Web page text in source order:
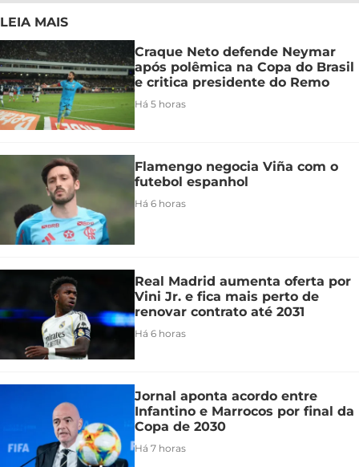
LEIA MAIS
Craque Neto defende Neymar
após polêmica na Copa do Brasil
e critica presidente do Remo
Há 5 horas
Flamengo negocia Viña com o
futebol espanhol
Há 6 horas
Real Madrid aumenta oferta por
Vini Jr. e fica mais perto de
renovar contrato até 2031
Há 6 horas
Jornal aponta acordo entre
Infantino e Marrocos por final da
Copa de 2030
Há 7 horas